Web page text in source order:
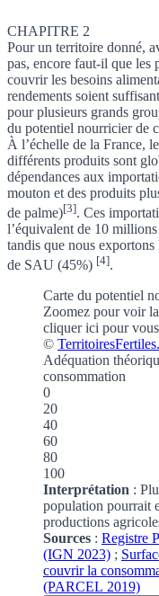
CHAPITRE 2
Pour un territoire donné,
pas, encore faut-il que les
couvrir les besoins
rendements soient
pour plusieurs grands
du potentiel nourricierde
À l’échelle de la France,
différents produits sont
dépendances aux
mouton et des produits
de palme)[3]. Ces
l’équivalent de 10
tandis que nous
de SAU (45%) [4].
Carte du potentiel
Zoomez pour voir
cliquer ici pour
©
Adéquation
consommation
0
20
40
60
80
100
Interprétation :
population pourrait
productions
Sources : Registre
(IGN 2023) ;
couvrir la
(PARCEL 2019)